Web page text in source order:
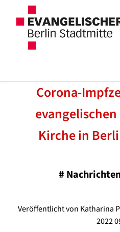
Corona-
Kirche in
#
Veröffentlicht von Katharina
2022